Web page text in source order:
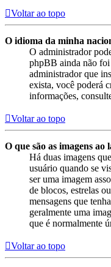
Voltar ao topo
O idioma da minha
O administrador
phpBB ainda não foi
administrador que
exista, você poderá
informações,
Voltar ao topo
O que são as imagens ao
Há duas imagens
usuário quando se
ser uma imagem
de blocos, estrelas
mensagens que
geralmente uma
que é normalmente
Voltar ao topo